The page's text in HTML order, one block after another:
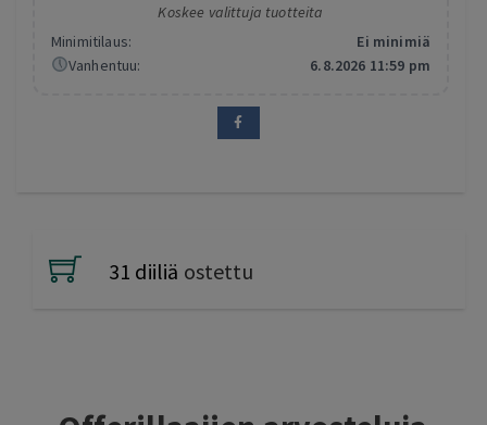
Koskee valittuja tuotteita
Minimitilaus:
Ei minimiä
Vanhentuu:
6.8.2026 11:59 pm
31 diiliä ostettu